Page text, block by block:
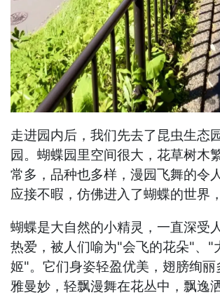
走进园内后，我们先去了昆虫生态
园。蝴蝶园里空间很大，花草树木
常多，品种也多样，漫园飞舞的令
应接不暇，仿佛进入了蝴蝶的世界，
蝴蝶是大自然的小精灵，一直深受
热爱，被人们喻为"会飞的花朵"、"
姬"。它们身姿轻盈优美，翅膀绚
雅曼妙，轻飘漫舞在花丛中，飘逸